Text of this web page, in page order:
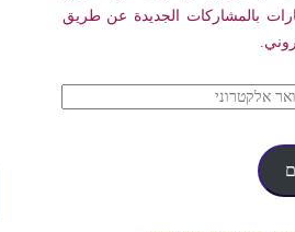
بالمشاركات الجديدة عن طريق